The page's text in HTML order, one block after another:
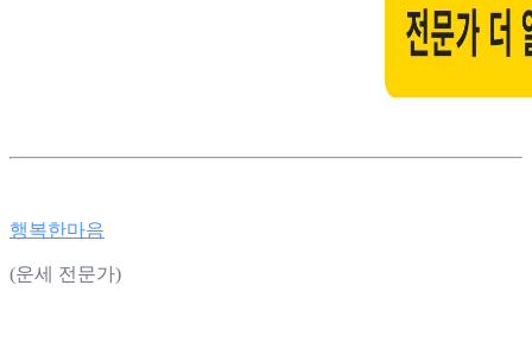
행복한마음
(운세 전문가)